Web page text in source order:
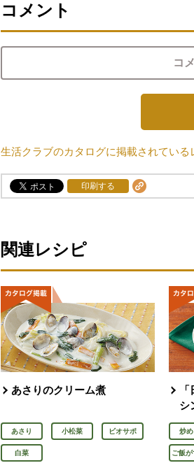
コメント
コ
生活クラブのカタログに掲載されてい
印刷する
関連レシピ
あさりのクリーム煮
あさり 小松菜 ビオサポ
白菜
シ
炒め
ご飯